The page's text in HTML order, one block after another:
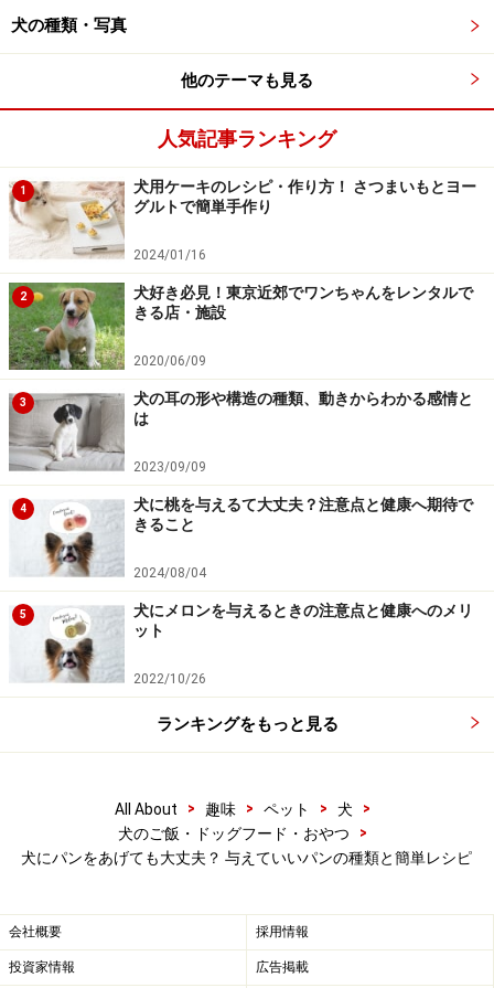
カレーパンや焼きそばパンのような惣菜パン、ジャムパ
様々な食材が使われているものは犬によくない成分が混
ざっている場合があり、砂糖も多くなるので犬の健康維
持には適していません。ドーナツや揚げパンのように油
で揚げたパンは、油が多くなるぶん、下痢や肥満に繋が
りやすくなるのでおすすめできません。
レーズン酵母、ぶどう酵母といった、ぶどう・レーズン
の成分を利用したパンも、犬への安全性がわかっていな
いので食べさせないようにしてください。
パン粉は揚げ物をサクッと綺麗に仕上げるために、油脂
類や着色料で調整されていることも多いので、犬には与
えない方が安心です。
【関連記事】
犬にチョコレートを食べさせると危険！その理由
は？
犬にぶどうやレーズンを与えてはいけない理由
犬に玉ねぎ・長ねぎを与えてはいけない理由
パン好きなワンコも。少量のパンは犬に薬
を飲ませる時に活用できる
どのような食材でも、良い面と良くない面を持ち合わせ
ています。パンを避けた方がいい犬はいるのか、パンと
犬の種類・写真
他のテーマも見る
人気記事ランキング
1
犬用ケーキのレシピ・作り方！ さつまいもとヨー
グルトで簡単手作り
2024/01/16
2
犬好き必見！東京近郊でワンちゃんをレンタルで
きる店・施設
2020/06/09
3
犬の耳の形や構造の種類、動きからわかる感情と
は
2023/09/09
4
犬に桃を与えるて大丈夫？注意点と健康へ期待で
きること
2024/08/04
5
犬にメロンを与えるときの注意点と健康へのメリ
ット
2022/10/26
ランキングをもっと見る
All About > 趣味 > ペット > 犬
>
犬のご飯・ドッグフード・おやつ
>
犬にパンをあげても大丈夫？ 与えていいパンの種類と簡単レシピ
会社概要 採用情報
投資家情報 広告掲載